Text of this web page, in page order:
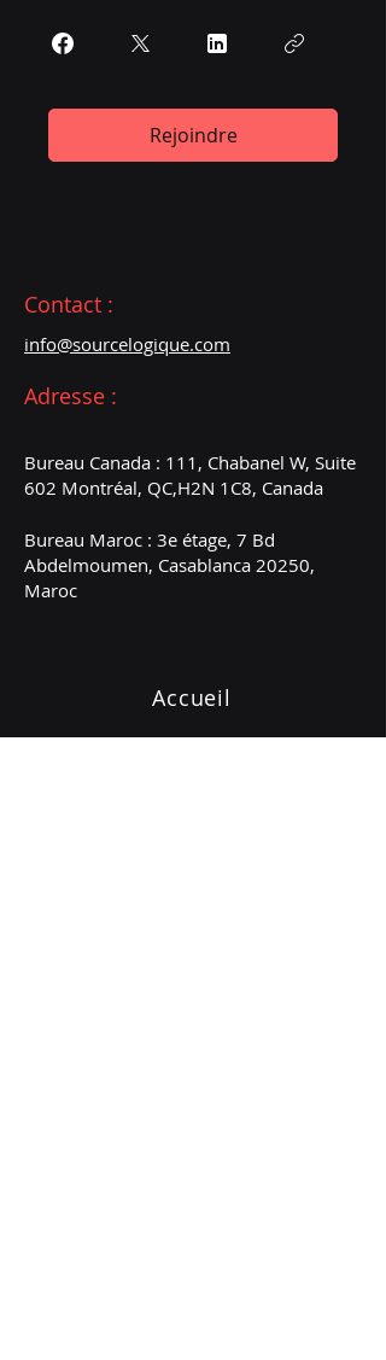
Rejoindre
Contact :
info@sourcelogique.com
Adresse :
Bureau Canada : 111, Chabanel W, Suite
602 Montréal, QC,H2N 1C8, Canada
Bureau Maroc : 3e étage, 7 Bd
Abdelmoumen, Casablanca 20250,
Maroc
Accueil